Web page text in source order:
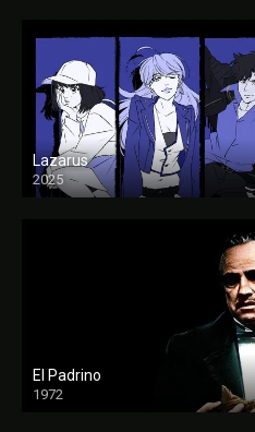
Lazarus
2025
El Padrino
1972
FULL HD